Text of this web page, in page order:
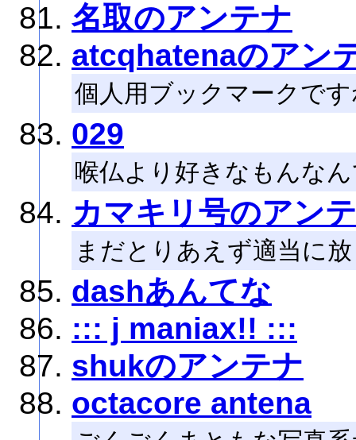
名取のアンテナ
atcqhatenaのアン
個人用ブックマークで
029
喉仏より好きなもんな
カマキリ号のアン
まだとりあえず適当に
dashあんてな
::: j maniax!! :::
shukのアンテナ
octacore antena